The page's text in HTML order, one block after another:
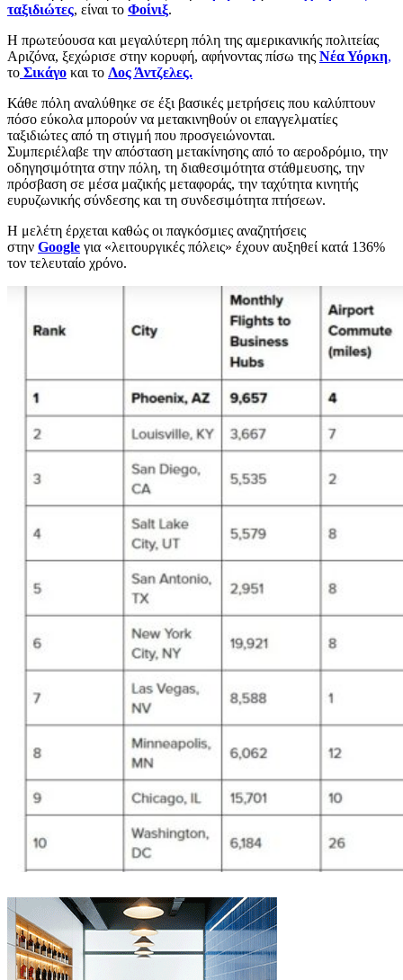
ταξιδιώτες, είναι το Φοίνιξ.
Η πρωτεύουσα και μεγαλύτερη πόλη της αμερικανικής πολιτείας
Αριζόνα, ξεχώρισε στην κορυφή, αφήνοντας πίσω της Νέα Υόρκη,
το Σικάγο και το Λος Άντζελες.
Κάθε πόλη αναλύθηκε σε έξι βασικές μετρήσεις που καλύπτουν
πόσο εύκολα μπορούν να μετακινηθούν οι επαγγελματίες
ταξιδιώτες από τη στιγμή που προσγειώνονται.
Συμπεριέλαβε την απόσταση μετακίνησης από το αεροδρόμιο, την
οδηγησιμότητα στην πόλη, τη διαθεσιμότητα στάθμευσης, την
πρόσβαση σε μέσα μαζικής μεταφοράς, την ταχύτητα κινητής
ευρυζωνικής σύνδεσης και τη συνδεσιμότητα πτήσεων.
Η μελέτη έρχεται καθώς οι παγκόσμιες αναζητήσεις
στην Google για «λειτουργικές πόλεις» έχουν αυξηθεί κατά 136%
τον τελευταίο χρόνο.